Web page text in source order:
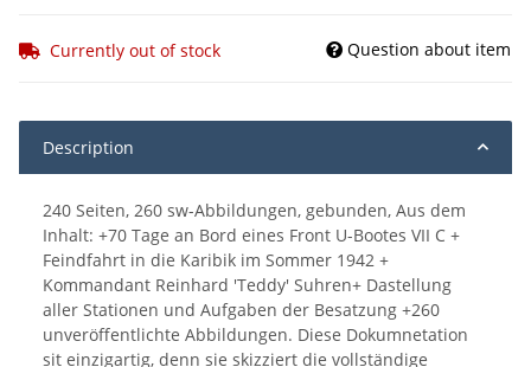
Currently out of stock Question about item
Description
240 Seiten, 260 sw-Abbildungen, gebunden, Aus dem
Inhalt: +70 Tage an Bord eines Front U-Bootes VII C +
Feindfahrt in die Karibik im Sommer 1942 +
Kommandant Reinhard 'Teddy' Suhren+ Dastellung
aller Stationen und Aufgaben der Besatzung +260
unveröffentlichte Abbildungen. Diese Dokumnetation
sit einzigartig, denn sie skizziert die vollständige